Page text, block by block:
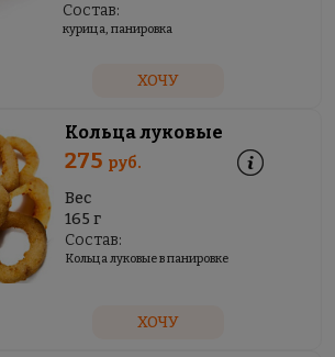
Состав:
курица, панировка
ХОЧУ
Кольца луковые
275 руб.
Вес
165 г
Состав:
Кольца луковые в панировке
ХОЧУ